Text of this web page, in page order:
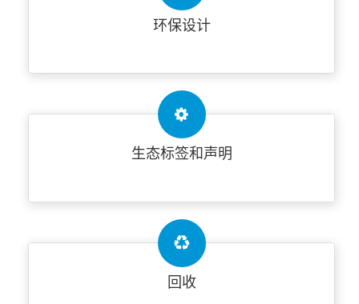
环保设计
生态标签和声明
回收